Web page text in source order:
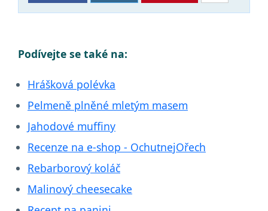
Podívejte se také na:
Hrášková polévka
Pelmeně plněné mletým masem
Jahodové muffiny
Recenze na e-shop - OchutnejOřech
Rebarborový koláč
Malinový cheesecake